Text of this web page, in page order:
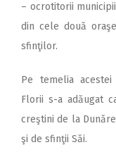
– ocrotitorii
din cele două
sfinţilor.
Pe temelia
Florii s-a adăugat
creştini de la
şi de sfinţii Săi.